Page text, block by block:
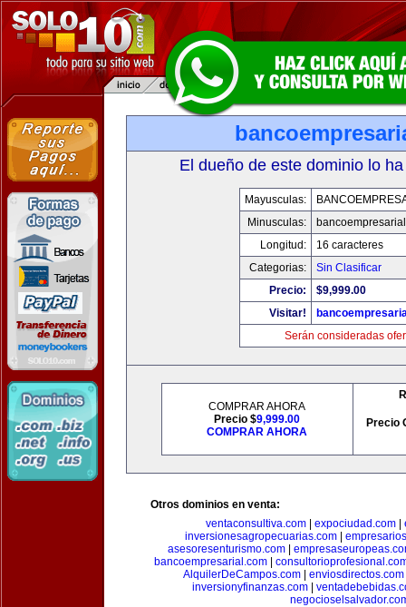
El dueño de este dominio lo
Mayusculas:
Minusculas:
Longitud:
16 caracteres
Categorias:
Sin Clasificar
Precio:
$9,999.00
Visitar!
Serán consideradas
COMPRAR AHORA
Precio $9,999.00
COMPRAR AHORA
Precio
Otros dominios en venta:
ventaconsultiva.com
expociudad.com
inversionesagropecuarias.com
asesoresenturismo.com|
bancoempresarial.com
AlquilerDeCampos.com
enviosdirectos.com
inversionyfinanzas.com|